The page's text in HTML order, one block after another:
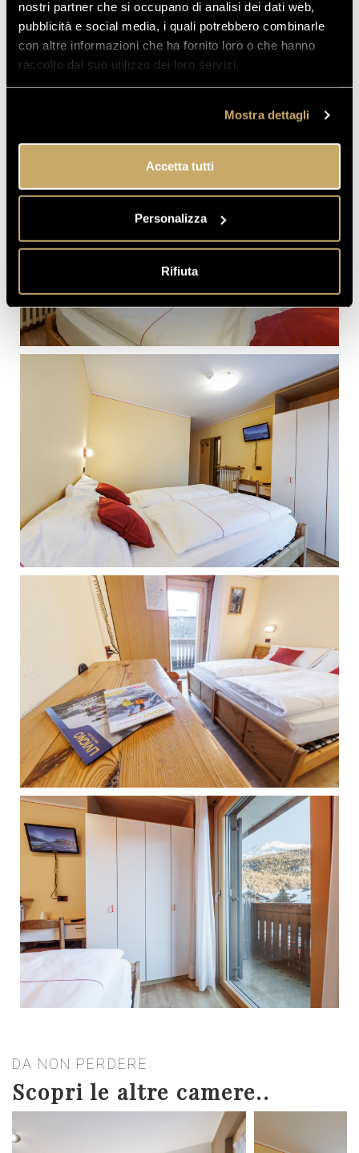
nostri partner che si occupano di analisi dei dati web,
pubblicità e social media, i quali potrebbero combinarle
con altre informazioni che ha fornito loro o che hanno
raccolto dal suo utilizzo dei loro servizi.
Mostra dettagli
Accetta tutti
Personalizza
Rifiuta
DA NON PERDERE
Scopri le altre camere..